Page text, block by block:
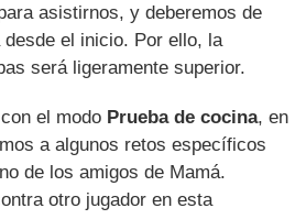
asistirnos, y deberemos de
el inicio. Por ello, la
será ligeramente superior.
el modo Prueba de cocina, en
a algunos retos específicos
de los amigos de Mamá.
otro jugador en esta